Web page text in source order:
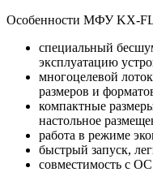
Особенности МФУ KX-
специальный
эксплуатацию
многоцелевой
размеров и
компактные
настольное
работа в режиме
быстрый запуск,
совместимость с